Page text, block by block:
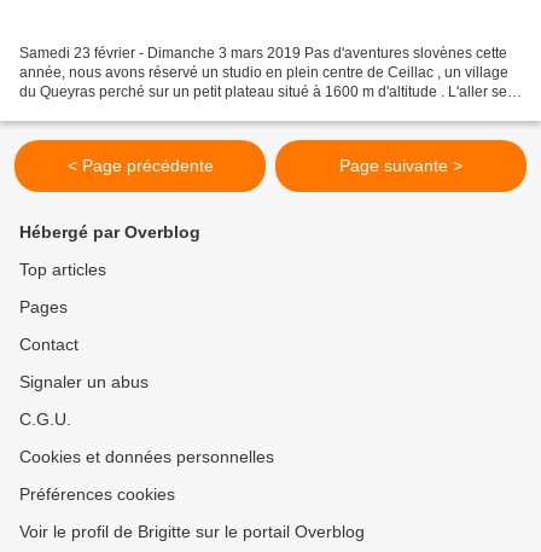
Samedi 23 février - Dimanche 3 mars 2019 Pas d'aventures slovènes cette
année, nous avons réservé un studio en plein centre de Ceillac , un village
du Queyras perché sur un petit plateau situé à 1600 m d'altitude . L'aller se
< Page précédente Page suivante >
Hébergé par Overblog
Top articles
Pages
Contact
Signaler un abus
C.G.U.
Cookies et données personnelles
Préférences cookies
Voir le profil de Brigitte sur le portail Overblog